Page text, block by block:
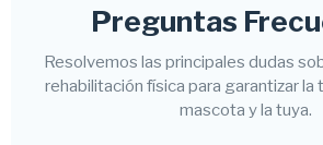
Preguntas
Resolvemos las principales dudas
rehabilitación física para garantizar la
mascota y la tuya.